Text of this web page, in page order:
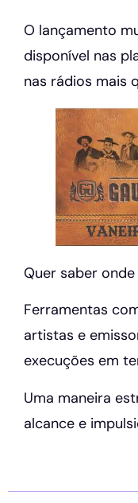
O lançamento
disponível nas
nas rádios mais
Quer saber
Ferramentas
artistas e
execuções em
Uma maneira
alcance e